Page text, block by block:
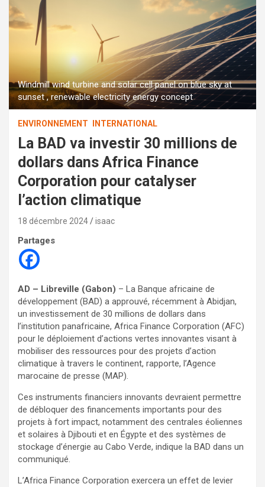
Windmill wind turbine and solar cell panel on blue sky at
sunset , renewable electricity energy concept
ENVIRONNEMENT INTERNATIONAL
La BAD va investir 30 millions de
dollars dans Africa Finance
Corporation pour catalyser
l’action climatique
18 décembre 2024 isaac
Partages
AD – Libreville (Gabon) – La Banque africaine de
développement (BAD) a approuvé, récemment à Abidjan,
un investissement de 30 millions de dollars dans
l’institution panafricaine, Africa Finance Corporation (AFC)
pour le déploiement d’actions vertes innovantes visant à
mobiliser des ressources pour des projets d’action
climatique à travers le continent, rapporte, l’Agence
marocaine de presse (MAP).
Ces instruments financiers innovants devraient permettre
de débloquer des financements importants pour des
projets à fort impact, notamment des centrales éoliennes
et solaires à Djibouti et en Égypte et des systèmes de
stockage d’énergie au Cabo Verde, indique la BAD dans un
communiqué.
L’Africa Finance Corporation exercera un effet de levier